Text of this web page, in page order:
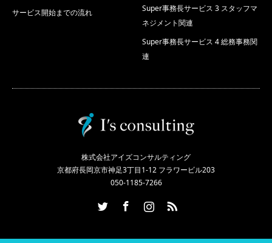
サービス開始までの流れ
Super事務長サービス 3 スタッフマ
ネジメント関連
Super事務長サービス 4 総務事務関
連
株式会社アイズコンサルティング
京都府長岡京市神足3丁目1-12 フラワービル203
050-1185-7266
InstagramRSS